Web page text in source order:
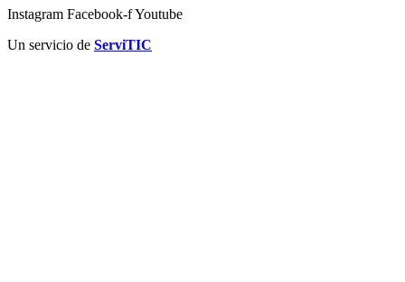
Instagram Facebook-fYoutube
Un servicio de ServiTIC